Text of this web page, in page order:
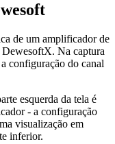
de um amplificador de
Na captura
configuração do canal
esquerda da tela é
- a configuração
visualização em
inferior.